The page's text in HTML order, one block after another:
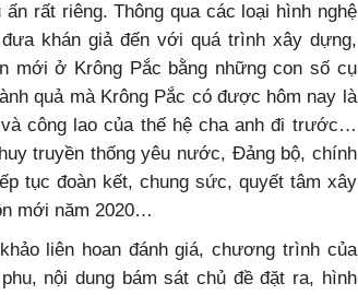
rất riêng. Thông qua các loại hình nghệ
khán giả đến với quá trình xây dựng,
mới ở Krông Pắc bằng những con số cụ
quả mà Krông Pắc có được hôm nay là
công lao của thế hệ cha anh đi trước…
truyền thống yêu nước, Đảng bộ, chính
tục đoàn kết, chung sức, quyết tâm xây
mới năm 2020…
liên hoan đánh giá, chương trình của
nội dung bám sát chủ đề đặt ra, hình